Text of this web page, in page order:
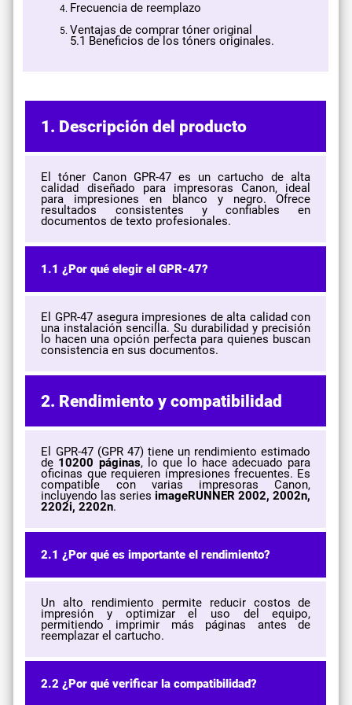
Frecuencia de reemplazo
Ventajas de comprar tóner original
5.1 Beneficios de los tóners originales.
1. Descripción del producto
El tóner Canon GPR-47 es un cartucho de alta
calidad diseñado para impresoras Canon, ideal
para impresiones en blanco y negro. Ofrece
resultados consistentes y confiables en
documentos de texto profesionales.
1.1 ¿Por qué elegir el GPR-47?
El GPR-47 asegura impresiones de alta calidad con
una instalación sencilla. Su durabilidad y precisión
lo hacen una opción perfecta para quienes buscan
consistencia en sus documentos.
2. Rendimiento y compatibilidad
El GPR-47 (GPR 47) tiene un rendimiento estimado
de 10200 páginas, lo que lo hace adecuado para
oficinas que requieren impresiones frecuentes. Es
compatible con varias impresoras Canon,
incluyendo las seriesimageRUNNER 2002, 2002n,
2202i, 2202n.
2.1 ¿Por qué es importante el rendimiento?
Un alto rendimiento permite reducir costos de
impresión y optimizar el uso del equipo,
permitiendo imprimir más páginas antes de
reemplazar el cartucho.
2.2 ¿Por qué verificar la compatibilidad?